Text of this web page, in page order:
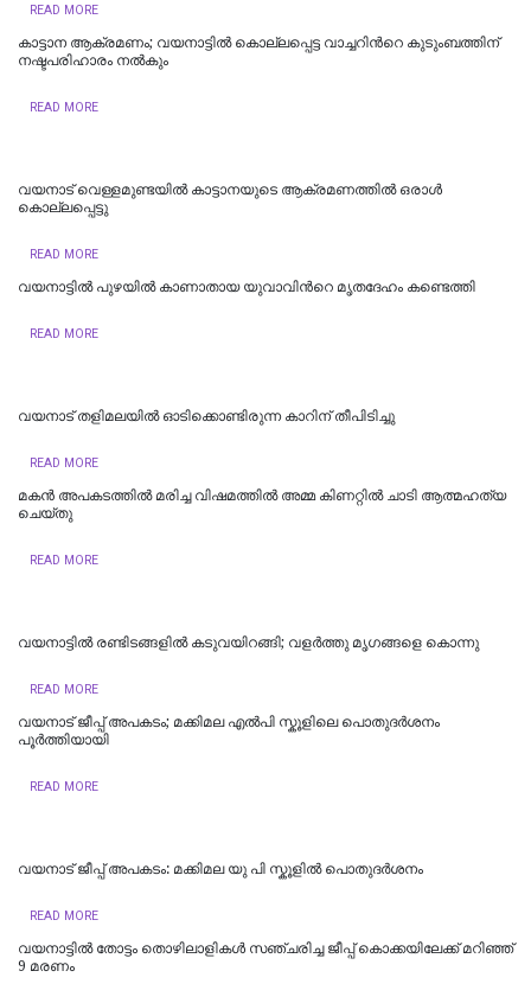
READ MORE
കാട്ടാന ആക്രമണം; വയനാട്ടിൽ കൊല്ലപ്പെട്ട വാച്ചറിന്‍റെ കുടുംബത്തിന്
നഷ്ടപരിഹാരം നൽകും
READ MORE
വയനാട്‌ വെള്ളമുണ്ടയിൽ കാട്ടാനയുടെ ആക്രമണത്തിൽ ഒരാൾ
കൊല്ലപ്പെട്ടു
READ MORE
വയനാട്ടിൽ പുഴയിൽ കാണാതായ യുവാവിന്‍റെ മൃതദേഹം കണ്ടെത്തി
READ MORE
വയനാട്‌ തളിമലയിൽ ഓടിക്കൊണ്ടിരുന്ന കാറിന്‌ തീപിടിച്ചു
READ MORE
മകൻ അപകടത്തിൽ മരിച്ച വിഷമത്തിൽ അമ്മ കിണറ്റിൽ ചാടി ആത്മഹത്യ
ചെയ്തു
READ MORE
വയനാട്ടിൽ രണ്ടിടങ്ങളിൽ കടുവയിറങ്ങി; വളർത്തു മൃഗങ്ങളെ കൊന്നു
READ MORE
വയനാട് ജീപ്പ് അപകടം; മക്കിമല എൽപി സ്കൂളിലെ പൊതുദർശനം
പൂർത്തിയായി
READ MORE
വയനാട് ജീപ്പ് അപകടം: മക്കിമല യു പി സ്കൂളില്‍ പൊതുദര്‍ശനം
READ MORE
വയനാട്ടിൽ തോട്ടം തൊഴിലാളികൾ സഞ്ചരിച്ച ജീപ്പ് കൊക്കയിലേക്ക് മറിഞ്ഞ്
9 മരണം